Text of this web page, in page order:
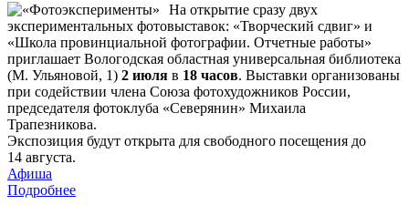
На открытие сразу двух
экспериментальных фотовыставок: «Творческий сдвиг» и
«Школа провинциальной фотографии. Отчетные работы»
приглашает Вологодская областная универсальная библиотека
(М. Ульяновой, 1) 2 июля в 18 часов. Выставки организованы
при содействии члена Союза фотохудожников России,
председателя фотоклуба «Северянин» Михаила
Трапезникова.
Экспозиция будут открыта для свободного посещения до
14 августа.
Афиша
Подробнее